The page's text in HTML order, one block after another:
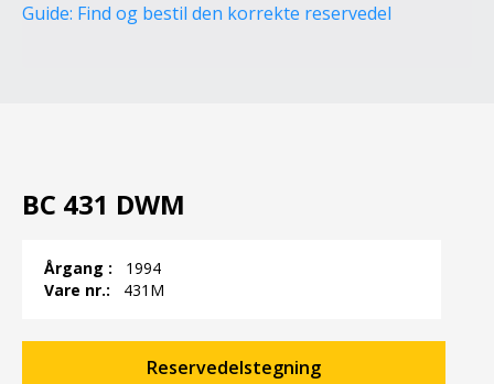
Guide: Find og bestil den korrekte reservedel
BC 431 DWM
Årgang :
1994
Vare nr.:
431M
Reservedelstegning